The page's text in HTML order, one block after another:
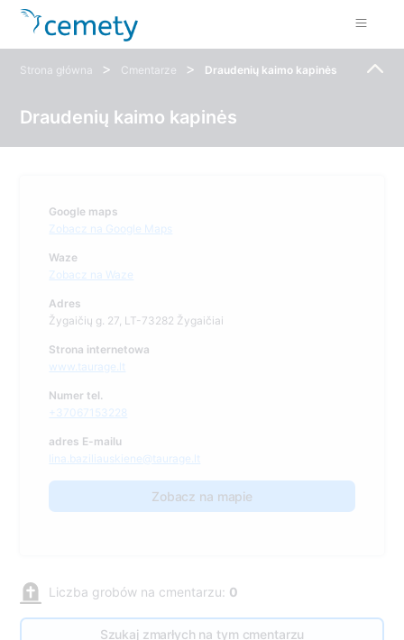
Strona główna > Cmentarze > Draudenių kaimo kapinės
Draudenių kaimo kapinės
Google maps
Zobacz na Google Maps
Waze
Zobacz na Waze
Adres
Žygaičių g. 27, LT-73282 Žygaičiai
Strona internetowa
www.taurage.lt
Numer tel.
+37067153228
adres E-mailu
lina.baziliauskiene@taurage.lt
Zobacz na mapie
Liczba grobów na cmentarzu: 0
Szukaj zmarłych na tym cmentarzu